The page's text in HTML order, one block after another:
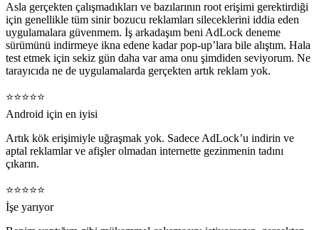
Asla gerçekten çalışmadıkları ve bazılarının root erişimi gerektirdiği
için genellikle tüm sinir bozucu reklamları sileceklerini iddia eden
uygulamalara güvenmem. İş arkadaşım beni AdLock deneme
sürümünü indirmeye ikna edene kadar pop-up’lara bile alıştım. Hala
test etmek için sekiz gün daha var ama onu şimdiden seviyorum. Ne
tarayıcıda ne de uygulamalarda gerçekten artık reklam yok.
⭐️⭐️⭐️⭐️⭐️
Android için en iyisi
Artık kök erişimiyle uğraşmak yok. Sadece AdLock’u indirin ve
aptal reklamlar ve afişler olmadan internette gezinmenin tadını
çıkarın.
⭐️⭐️⭐️⭐️⭐️
İşe yarıyor